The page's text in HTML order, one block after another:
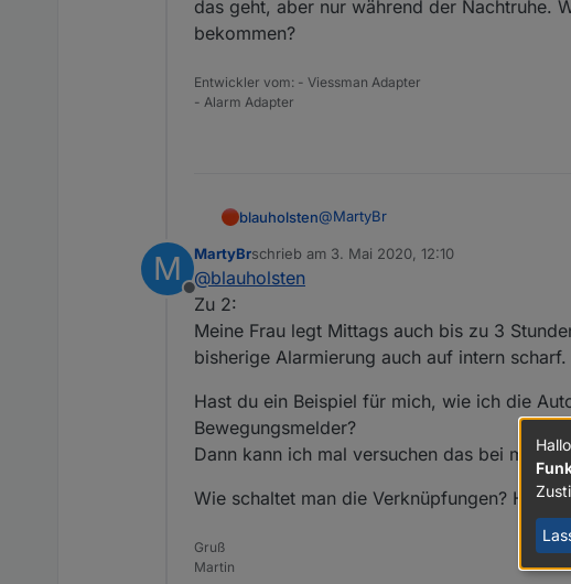
Nun die Frage: Wie muss ich die
Kreisen zu?
das geht, aber nur während der Nachtruhe.
bekommen?
Entwickler vom: - Viessman Adapter
- Alarm Adapter
blauholsten@MartyBr
zu 2.
bekommen?
M
Offline
MartyBrschrieb am 3. Mai 2020, 12:10
zuletzt editiert von
@blauholsten
Zu 2:
Meine Frau legt Mittags auch bis zu 3
bisherige Alarmierung auch auf intern scharf.
Hast du ein Beispiel für mich, wie ich die
Bewegungsmelder?
Dann kann ich mal versuchen das bei mir
Wie schaltet man die Verknüpfungen? Hast
Gruß
Martin